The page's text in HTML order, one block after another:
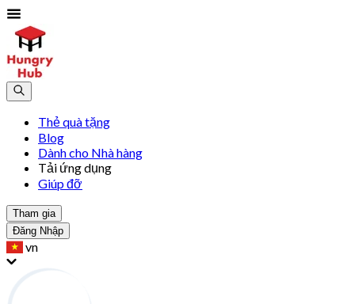
Thẻ quà tặng
Blog
Dành cho Nhà hàng
Tải ứng dụng
Giúp đỡ
Tham gia
Đăng Nhập
vn